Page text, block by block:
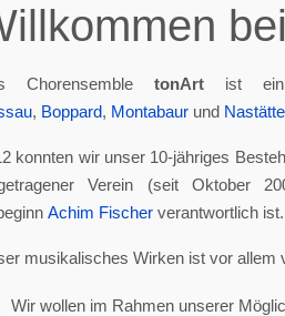
ChorensembletonArt ist
, Boppard, Montabaur und
konnten wir unser 10-jähriges
Verein (seit Oktober
Achim Fischer verantwortlich ist.
musikalisches Wirken ist vor allem
Wir wollen im Rahmen unserer